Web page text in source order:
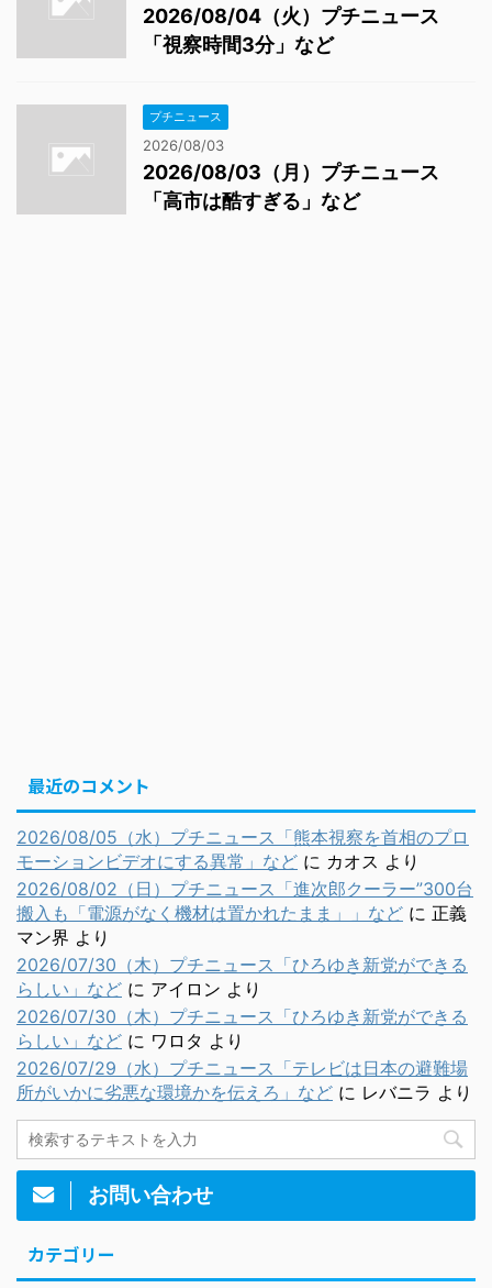
2026/08/04（火）プチニュース
「視察時間3分」など
プチニュース
2026/08/03
2026/08/03（月）プチニュース
「高市は酷すぎる」など
最近のコメント
2026/08/05（水）プチニュース「熊本視察を首相のプロ
モーションビデオにする異常」など に カオス より
2026/08/02（日）プチニュース「進次郎クーラー”300台
搬入も「電源がなく機材は置かれたまま」」など に 正義
マン界 より
2026/07/30（木）プチニュース「ひろゆき新党ができる
らしい」など に アイロン より
2026/07/30（木）プチニュース「ひろゆき新党ができる
らしい」など に ワロタ より
2026/07/29（水）プチニュース「テレビは日本の避難場
所がいかに劣悪な環境かを伝えろ」など に レバニラ より
お問い合わせ
カテゴリー